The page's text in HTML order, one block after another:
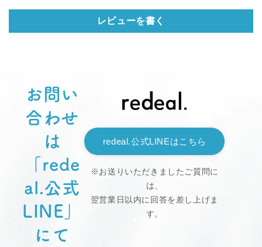
レビューを書く
お問い
合わせ
は
「rede
al.公式
LINE」
にて
redeal.公式LINEはこちら
※お送りいただきましたご質問に
は、
翌営業日以内に回答を差し上げま
す。